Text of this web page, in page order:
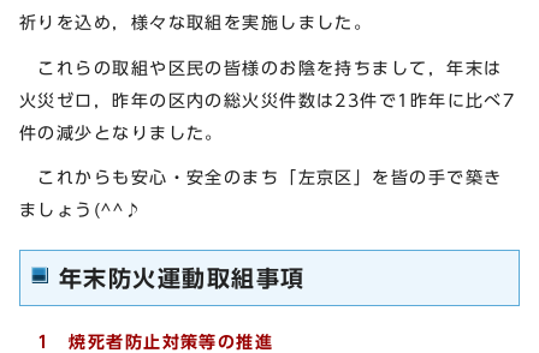
祈りを込め，様々な取組を実施しました。
これらの取組や区民の皆様のお陰を持ちまして，年末は
火災ゼロ，昨年の区内の総火災件数は23件で1昨年に比べ7
件の減少となりました。
これからも安心・安全のまち「左京区」を皆の手で築き
ましょう(^^♪
年末防火運動取組事項
1 焼死者防止対策等の推進